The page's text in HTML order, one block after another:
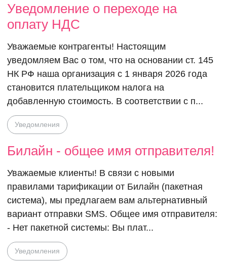
Уведомление о переходе на
оплату НДС
Уважаемые контрагенты! Настоящим
уведомляем Вас о том, что на основании ст. 145
НК РФ наша организация с 1 января 2026 года
становится плательщиком налога на
добавленную стоимость. В соответствии с п...
Уведомления
Билайн - общее имя отправителя!
Уважаемые клиенты! В связи с новыми
правилами тарификации от Билайн (пакетная
система), мы предлагаем вам альтернативный
вариант отправки SMS. Общее имя отправителя:
- Нет пакетной системы: Вы плат...
Уведомления